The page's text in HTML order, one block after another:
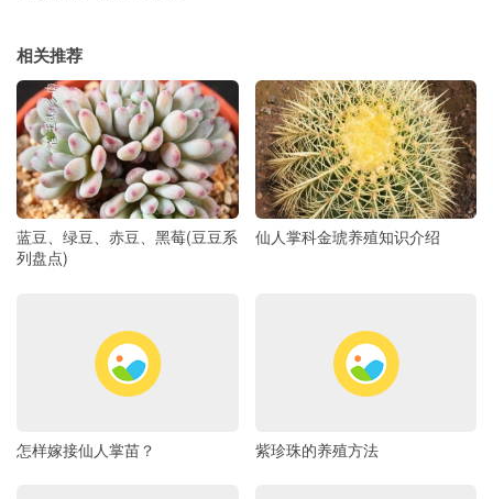
相关推荐
蓝豆、绿豆、赤豆、黑莓(豆豆系
列盘点)
仙人掌科金琥养殖知识介绍
怎样嫁接仙人掌苗？ 紫珍珠的养殖方法